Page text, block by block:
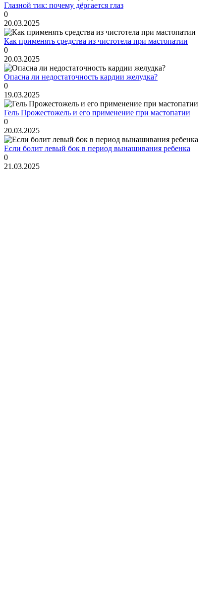
Глазной тик: почему дёргается глаз
0
20.03.2025
Как применять средства из чистотела при мастопатии
0
20.03.2025
Опасна ли недостаточность кардии желудка?
0
19.03.2025
Гель Прожестожель и его применение при мастопатии
0
20.03.2025
Если болит левый бок в период вынашивания ребенка
0
21.03.2025